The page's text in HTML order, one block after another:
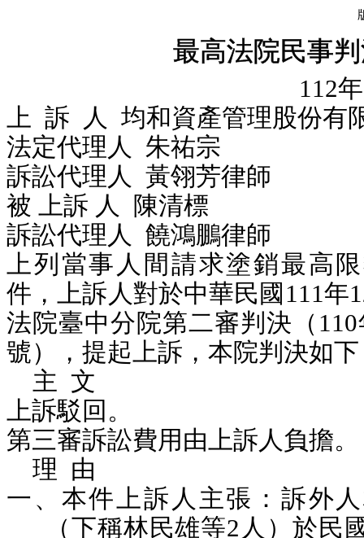
最高法院民事
112
上 訴 人 均和資產管理股份有
法定代理人 朱祐宗
訴訟代理人 黃翎芳律師
被 上訴 人 陳
訴訟代理人 饒鴻鵬律師
上列當事人間請求塗銷最高
件，上訴人對於中華民國111年
法院臺中分院第二審判決（
號），提起上訴，本院判決如下
主 文
上訴駁回。
第三審訴訟費用由上訴人負擔。
理 由
一、本件上訴人主張：訴外
（下稱林民雄等2人）於民